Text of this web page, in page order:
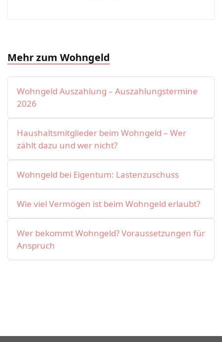
Mehr zum Wohngeld
Wohngeld Auszahlung – Auszahlungstermine
2026
Haushaltsmitglieder beim Wohngeld – Wer
zählt dazu und wer nicht?
Wohngeld bei Eigentum: Lastenzuschuss
Wie viel Vermögen ist beim Wohngeld erlaubt?
Wer bekommt Wohngeld? Voraussetzungen für
Anspruch